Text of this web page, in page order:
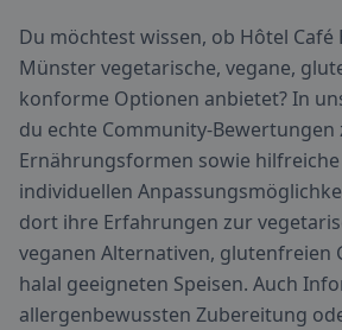
Du möchtest wissen, ob Hôtel Café
Münster vegetarische, vegane,
konforme Optionen anbietet? In
du echte Community-Bewertungen
Ernährungsformen sowie
individuellen
dort ihre Erfahrungen zur
veganen Alternativen, glutenfreien
halal geeigneten Speisen. Auch
allergenbewussten Zubereitung